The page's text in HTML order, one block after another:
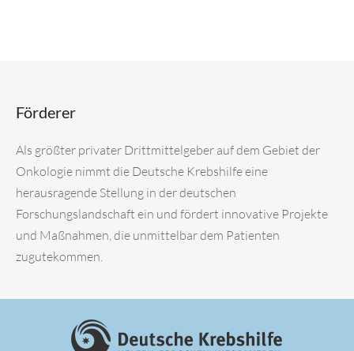
Förderer
Als größter privater Drittmittelgeber auf dem Gebiet der
Onkologie nimmt die Deutsche Krebshilfe eine
herausragende Stellung in der deutschen
Forschungslandschaft ein und fördert innovative Projekte
und Maßnahmen, die unmittelbar dem Patienten
zugutekommen.